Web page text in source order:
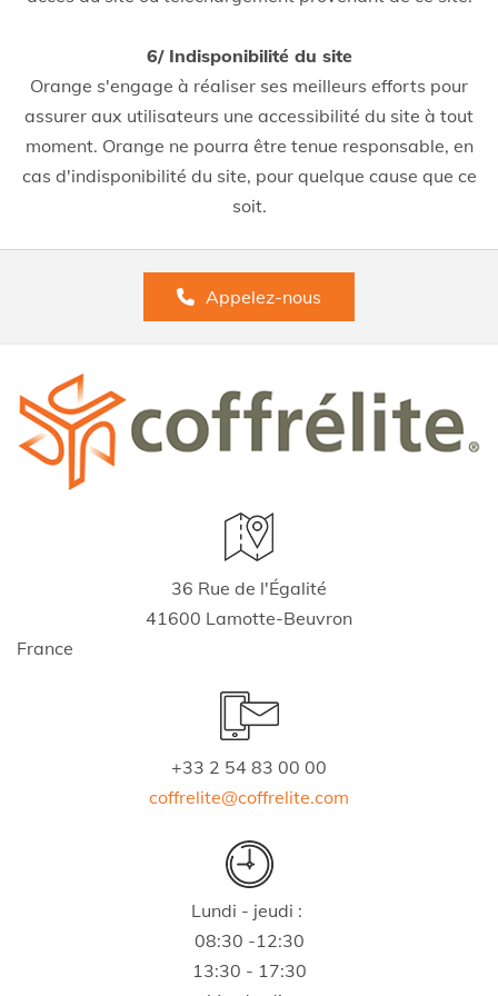
6/ Indisponibilité du site
Orange s'engage à réaliser ses meilleurs efforts pour
assurer aux utilisateurs une accessibilité du site à tout
moment. Orange ne pourra être tenue responsable, en
cas d'indisponibilité du site, pour quelque cause que ce
soit.
Appelez-nous
36 Rue de l'Égalité
41600 Lamotte-Beuvron
France
+33 2 54 83 00 00
coffrelite@coffrelite.com
Lundi - jeudi :
08:30 -12:30
13:30 - 17:30